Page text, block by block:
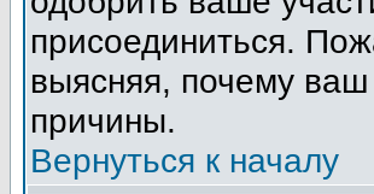
присоединиться.
выясняя, почему ваш
причины.
Вернуться к началу